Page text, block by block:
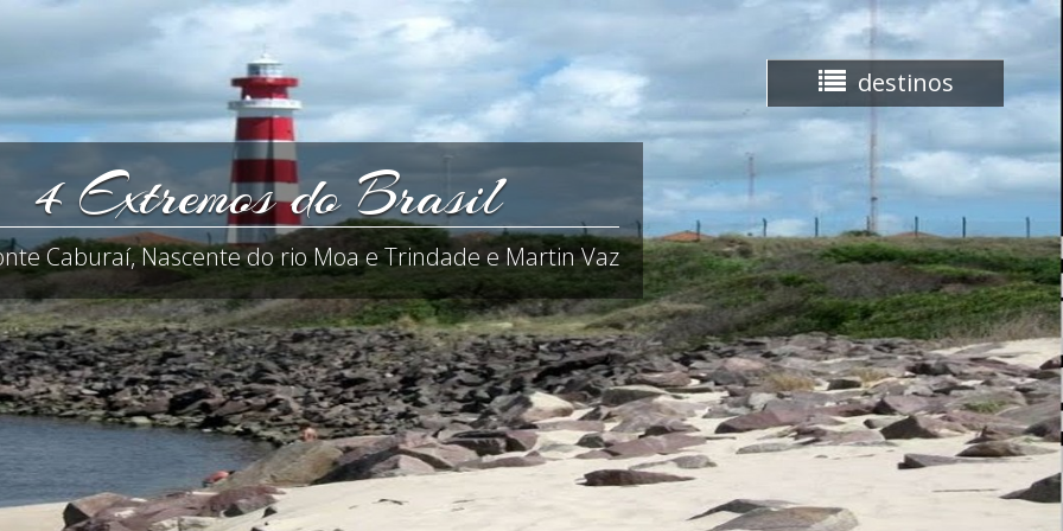
destinos
4 Extremos do Brasil
Caburaí, Nascente do rio Moa e Trindade e Martin Vaz